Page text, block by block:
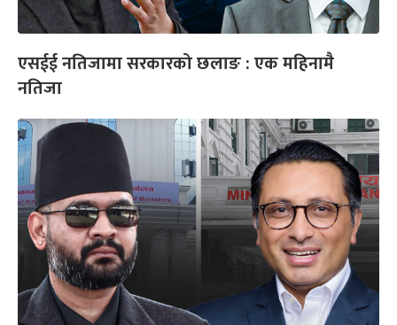
एसईई नतिजामा सरकारको छलाङ : एक महिनामै
नतिजा